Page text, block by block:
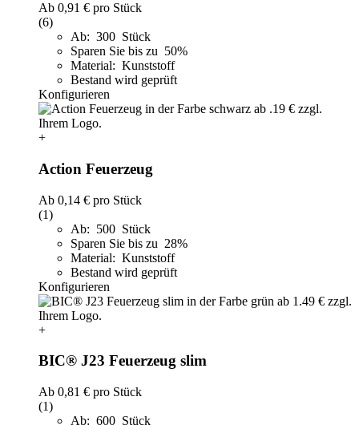
Ab 0,91 € pro Stück
(6)
Ab: 300 Stück
Sparen Sie bis zu 50%
Material: Kunststoff
Bestand wird geprüft
Konfigurieren
+
Action Feuerzeug
Ab 0,14 € pro Stück
(1)
Ab: 500 Stück
Sparen Sie bis zu 28%
Material: Kunststoff
Bestand wird geprüft
Konfigurieren
+
BIC® J23 Feuerzeug slim
Ab 0,81 € pro Stück
(1)
Ab: 600 Stück